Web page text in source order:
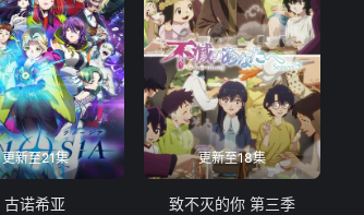
更新至21集
古诺希亚
更新至18集
致不灭的你 第三季